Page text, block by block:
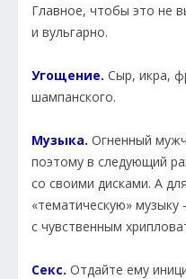
Главное, чтобы это не
и вульгарно.
Угощение. Сыр, икра,
шампанского.
Музыка. Огненный
поэтому в следующий
со своими дисками. А
«тематическую»
с чувственным
Секс. Отдайте ему